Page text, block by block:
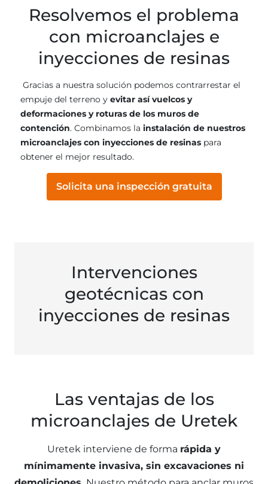
Resolvemos el problema
con microanclajes e
inyecciones de resinas
Gracias a nuestra solución podemos contrarrestar el
empuje del terreno y evitar así vuelcos y
deformaciones y roturas de los muros de
contención. Combinamos la instalación de nuestros
microanclajes con inyecciones de resinas para
obtener el mejor resultado.
Solicita una inspección gratuita
Intervenciones
geotécnicas con
inyecciones de resinas
Las ventajas de los
microanclajes de Uretek
Uretek interviene de forma rápida y
mínimamente invasiva, sin excavaciones ni